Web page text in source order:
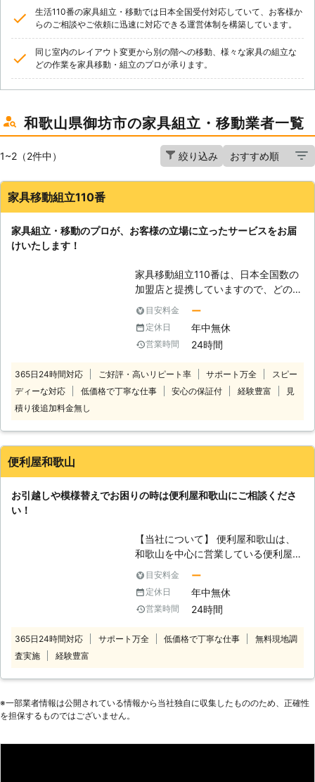
生活110番の家具組立・移動では日本全国受付対応していて、お客様か
らのご相談やご依頼に迅速に対応できる運営体制を構築しています。
同じ室内のレイアウト変更から別の階への移動、様々な家具の組立な
どの作業を家具移動・組立のプロが承ります。
和歌山県御坊市の家具組立・移動業者一覧
1~2（2件中） 絞り込み
家具移動組立110番
家具組立・移動のプロが、お客様の立場に立ったサービスをお届
けいたします！
家具移動組立110番は、日本全国数の
加盟店と提携していますので、どの地
方にお住まいのお客様でも迅速に対応
いたします。 コールセンターでは24
時間365日年中無休でお電話を受け付
けています。 深夜でも早朝でもお客
話ください。 コールセンターのスタ
ッフがお客様のお悩みをお聞きしま
ほしい」 「説明書を見ても家具の組
り、お悩みのお客様はぜひ家具移動組
立110番をご利用ください。 大きくて
豊富なベテランが迅速に解決します。
家具移動組立110番では、家具の組立
作業や移動作業にお困りのお客様に喜
目安料金 ー
定休日 年中無休
営業時間 24時間
365日24時間対応 ご好評・高いリピート率 サポート万全
スピー
ディーな対応
低価格で丁寧な仕事 安心の保証付 経験豊富
見
積り後追加料金無し
便利屋和歌山
お引越しや模様替えでお困りの時は便利屋和歌山にご相談くださ
い！
【当社について】 便利屋和歌山は、
和歌山を中心に営業している便利屋で
す。家具組立・家具移動などといった
お客様のお困りごとを解消し、快適な
暮らしをお手伝いさせていただいてお
ります。お客様のご依頼には幅広く対
のお客様にご利用いただいておりま
ービスをお届けさせていただきます。
具組立とは】 お引越しや模様替えの
目安料金 ー
定休日 年中無休
営業時間 24時間
365日24時間対応 サポート万全 低価格で丁寧な仕事
無料現地調
査実施
経験豊富
※⼀部業者情報は公開されている情報から当社独⾃に収集したもののため、正確性
を担保するものではございません。